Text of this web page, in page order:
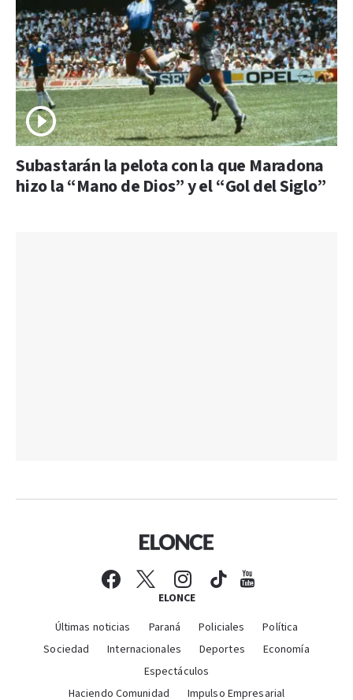
Subastarán la pelota con la que Maradona
hizo la “Mano de Dios” y el “Gol del Siglo”
ELONCE
Últimas noticias Paraná Policiales
Política
Sociedad
Internacionales Deportes
Economía
Espectáculos
Haciendo Comunidad
Impulso Empresarial